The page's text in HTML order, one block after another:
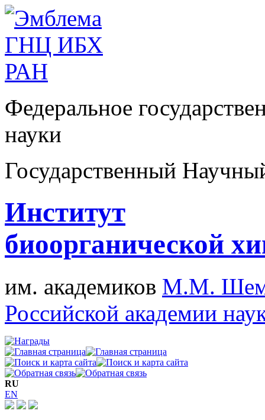
Федеральное
науки
Государственный
Институт
биоорганической
им. академиков М.М.
Российской академии
RU
EN